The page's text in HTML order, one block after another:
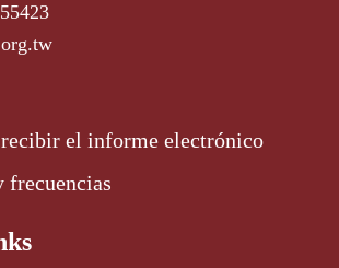
el informe electrónico
frecuencias